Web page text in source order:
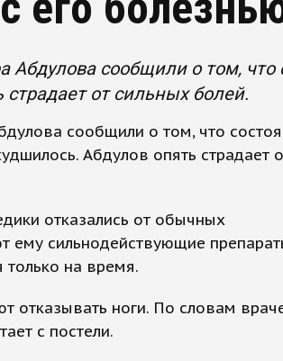
сообщили о том, что
страдает от сильных болей.
сообщили о том, что
Абдулов опять страдает
отказались от обычных
сильнодействующие
только на время.
отказывать ноги. По словам
с постели.